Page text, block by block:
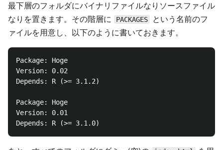
最下層のフォルダにバイナリファイルなりソースファイル
なりを置きます。その階層に
PACKAGES
という名前のフ
ァイルを用意し、以下のように書いておきます。
Package: Hoge
Version: 0.02
Depends: R (>= 3.1.2)
Package: Hoge
Version: 0.01